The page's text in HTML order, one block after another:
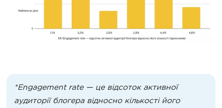
*Engagement rate — це відсоток активної
аудиторії блогера відносно кількості його